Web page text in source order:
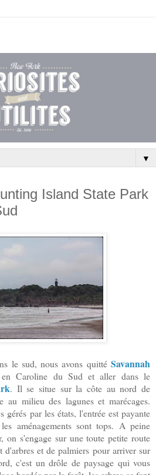
▼
Island State Park
le sud, nous avons quitté Savannah
Caroline du Sud et aller dans le
. Il se situe sur la côte au nord de
au milieu des lagunes et marécages.
gérés par les états, l'entrée est payante
aménagements sont tops. A peine
on s'engage sur une toute petite route
d'arbres et de palmiers pour arriver sur
c'est un drôle de paysage qui vous